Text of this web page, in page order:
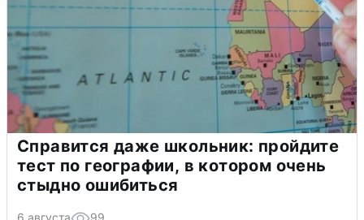
Справится даже школьник: пройдите
тест по географии, в котором очень
стыдно ошибиться
6 августа 99